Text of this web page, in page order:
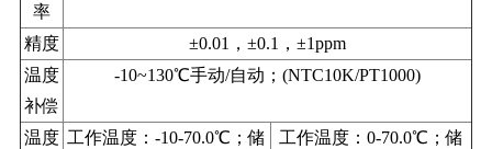
率
精度
±0.01，±0.1，±1ppm
温度
补偿
-10~130℃手动/自动；(NTC10K/PT1000)
温度 工作温度：-10-70.0℃；储
工作温度：0-70.0℃；储